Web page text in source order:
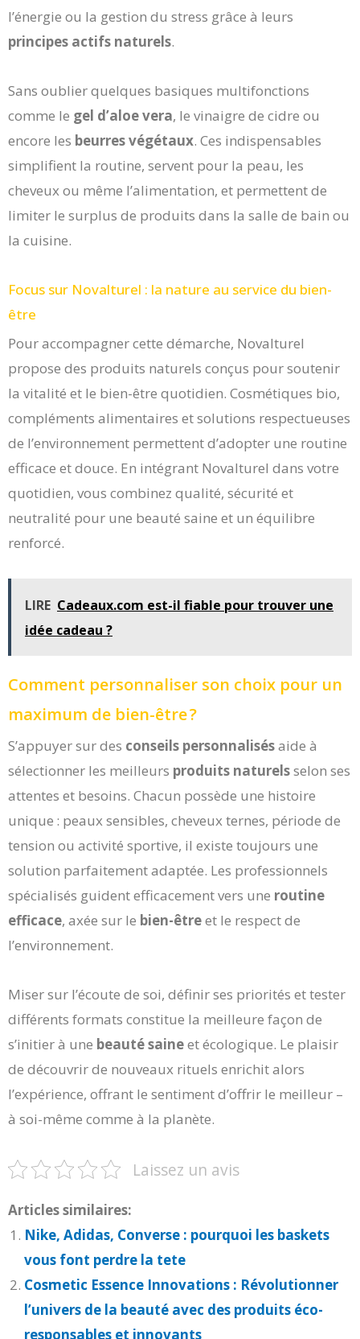
l’énergie ou la gestion du stress grâce à leurs
principes actifs naturels.
Sans oublier quelques basiques multifonctions
comme le gel d’aloe vera, le vinaigre de cidre ou
encore les beurres végétaux. Ces indispensables
simplifient la routine, servent pour la peau, les
cheveux ou même l’alimentation, et permettent de
limiter le surplus de produits dans la salle de bain ou
la cuisine.
Focus sur Novalturel : la nature au service du bien-
être
Pour accompagner cette démarche, Novalturel
propose des produits naturels conçus pour soutenir
la vitalité et le bien-être quotidien. Cosmétiques bio,
compléments alimentaires et solutions respectueuses
de l’environnement permettent d’adopter une routine
efficace et douce. En intégrant Novalturel dans votre
quotidien, vous combinez qualité, sécurité et
neutralité pour une beauté saine et un équilibre
renforcé.
LIRE Cadeaux.com est-il fiable pour trouver une
idée cadeau ?
Comment personnaliser son choix pour un
maximum de bien-être ?
S’appuyer sur des conseils personnalisésaide à
sélectionner les meilleurs produits naturelsselon ses
attentes et besoins. Chacun possède une histoire
unique : peaux sensibles, cheveux ternes, période de
tension ou activité sportive, il existe toujours une
solution parfaitement adaptée. Les professionnels
spécialisés guident efficacement vers une routine
efficace, axée sur le bien-êtreet le respect de
l’environnement.
Miser sur l’écoute de soi, définir ses priorités et tester
différents formats constitue la meilleure façon de
s’initier à une beauté saineet écologique. Le plaisir
de découvrir de nouveaux rituels enrichit alors
l’expérience, offrant le sentiment d’offrir le meilleur –
à soi-même comme à la planète.
Laissez un avis
Articles similaires:
Nike, Adidas, Converse : pourquoi les baskets
vous font perdre la tete
Cosmetic Essence Innovations : Révolutionner
l’univers de la beauté avec des produits éco-
responsables et innovants